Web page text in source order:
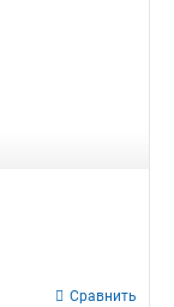
Сравнить